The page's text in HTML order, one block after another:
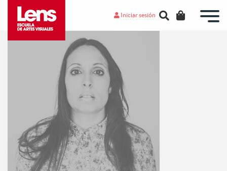
Iniciar sesión